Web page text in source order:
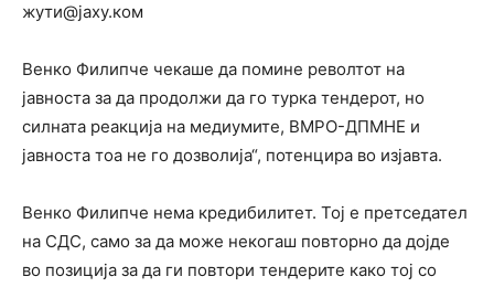
жути@јаху.ком
Венко Филипче чекаше да помине револтот на
јавноста за да продолжи да го турка тендерот, но
силната реакција на медиумите, ВМРО-ДПМНЕ и
јавноста тоа не го дозволија“, потенцира во изјавта.
Венко Филипче нема кредибилитет. Тој е претседател
на СДС, само за да може некогаш повторно да дојде
во позиција за да ги повтори тендерите како тој со